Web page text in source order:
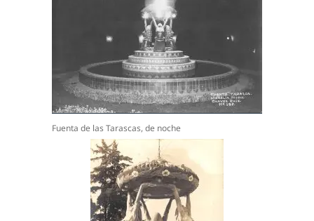
Fuenta de las Tarascas, de noche